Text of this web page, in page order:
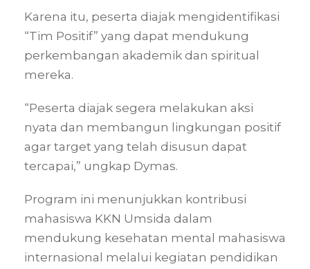
Karena itu, peserta diajak mengidentifikasi
“Tim Positif” yang dapat mendukung
perkembangan akademik dan spiritual
mereka.
“Peserta diajak segera melakukan aksi
nyata dan membangun lingkungan positif
agar target yang telah disusun dapat
tercapai,” ungkap Dymas.
Program ini menunjukkan kontribusi
mahasiswa KKN Umsida dalam
mendukung kesehatan mental mahasiswa
internasional melalui kegiatan pendidikan